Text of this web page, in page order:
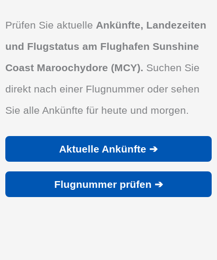
Prüfen Sie aktuelle Ankünfte, Landezeiten
und Flugstatus am Flughafen Sunshine
Coast Maroochydore (MCY). Suchen Sie
direkt nach einer Flugnummer oder sehen
Sie alle Ankünfte für heute und morgen.
Aktuelle Ankünfte ➔
Flugnummer prüfen ➔